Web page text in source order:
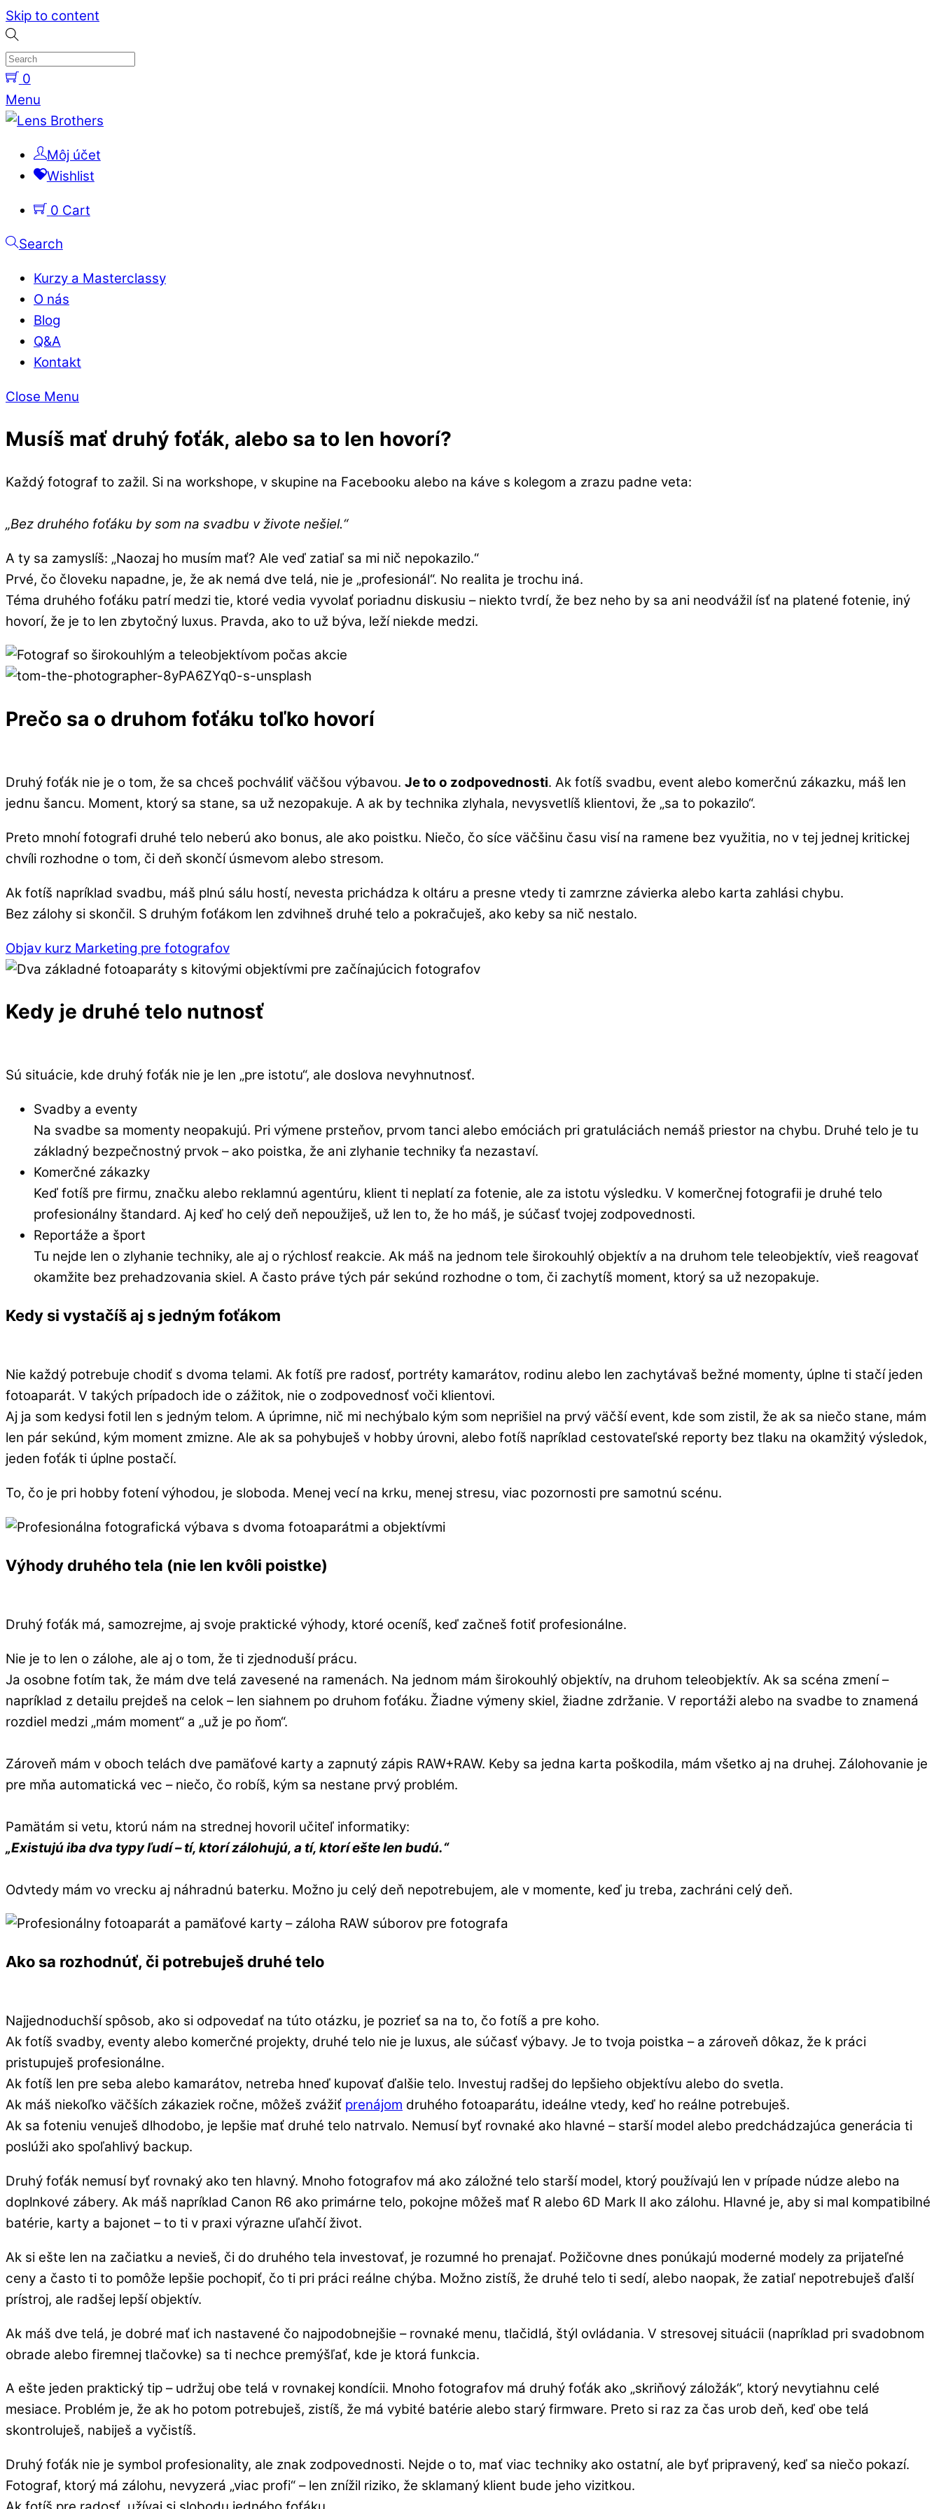
Skip to content
0
Menu
Môj účet
Wishlist
0 Cart
Search
Kurzy a Masterclassy
O nás
Blog
Q&A
Kontakt
Close Menu
Musíš mať druhý foťák, alebo sa to len hovorí?
Každý fotograf to zažil. Si na workshope, v skupine na Facebooku alebo na káve s kolegom a zrazu padne veta:
„Bez druhého foťáku by som na svadbu v živote nešiel.“
A ty sa zamyslíš: „Naozaj ho musím mať? Ale veď zatiaľ sa mi nič nepokazilo.“
Prvé, čo človeku napadne, je, že ak nemá dve telá, nie je „profesionál“. No realita je trochu iná.
Téma druhého foťáku patrí medzi tie, ktoré vedia vyvolať poriadnu diskusiu – niekto tvrdí, že bez neho by sa ani neodvážil ísť na platené fotenie, iný
hovorí, že je to len zbytočný luxus. Pravda, ako to už býva, leží niekde medzi.
Prečo sa o druhom foťáku toľko hovorí
Druhý foťák nie je o tom, že sa chceš pochváliť väčšou výbavou. Je to o zodpovednosti. Ak fotíš svadbu, event alebo komerčnú zákazku, máš len
jednu šancu. Moment, ktorý sa stane, sa už nezopakuje. A ak by technika zlyhala, nevysvetlíš klientovi, že „sa to pokazilo“.
Preto mnohí fotografi druhé telo neberú ako bonus, ale ako poistku. Niečo, čo síce väčšinu času visí na ramene bez využitia, no v tej jednej kritickej
chvíli rozhodne o tom, či deň skončí úsmevom alebo stresom.
Ak fotíš napríklad svadbu, máš plnú sálu hostí, nevesta prichádza k oltáru a presne vtedy ti zamrzne závierka alebo karta zahlási chybu.
Bez zálohy si skončil. S druhým foťákom len zdvihneš druhé telo a pokračuješ, ako keby sa nič nestalo.
Objav kurz Marketing pre fotografov
Kedy je druhé telo nutnosť
Sú situácie, kde druhý foťák nie je len „pre istotu“, ale doslova nevyhnutnosť.
Svadby a eventy
Na svadbe sa momenty neopakujú. Pri výmene prsteňov, prvom tanci alebo emóciách pri gratuláciách nemáš priestor na chybu. Druhé telo je tu
základný bezpečnostný prvok – ako poistka, že ani zlyhanie techniky ťa nezastaví.
Komerčné zákazky
Keď fotíš pre firmu, značku alebo reklamnú agentúru, klient ti neplatí za fotenie, ale za istotu výsledku. V komerčnej fotografii je druhé telo
profesionálny štandard. Aj keď ho celý deň nepoužiješ, už len to, že ho máš, je súčasť tvojej zodpovednosti.
Reportáže a šport
Tu nejde len o zlyhanie techniky, ale aj o rýchlosť reakcie. Ak máš na jednom tele širokouhlý objektív a na druhom tele teleobjektív, vieš reagovať
okamžite bez prehadzovania skiel. A často práve tých pár sekúnd rozhodne o tom, či zachytíš moment, ktorý sa už nezopakuje.
Kedy si vystačíš aj s jedným foťákom
Nie každý potrebuje chodiť s dvoma telami. Ak fotíš pre radosť, portréty kamarátov, rodinu alebo len zachytávaš bežné momenty, úplne ti stačí jeden
fotoaparát. V takých prípadoch ide o zážitok, nie o zodpovednosť voči klientovi.
Aj ja som kedysi fotil len s jedným telom. A úprimne, nič mi nechýbalo kým som neprišiel na prvý väčší event, kde som zistil, že ak sa niečo stane, mám
len pár sekúnd, kým moment zmizne. Ale ak sa pohybuješ v hobby úrovni, alebo fotíš napríklad cestovateľské reporty bez tlaku na okamžitý výsledok,
jeden foťák ti úplne postačí.
To, čo je pri hobby fotení výhodou, je sloboda. Menej vecí na krku, menej stresu, viac pozornosti pre samotnú scénu.
Výhody druhého tela (nie len kvôli poistke)
Druhý foťák má, samozrejme, aj svoje praktické výhody, ktoré oceníš, keď začneš fotiť profesionálne.
Nie je to len o zálohe, ale aj o tom, že ti zjednoduší prácu.
Ja osobne fotím tak, že mám dve telá zavesené na ramenách. Na jednom mám širokouhlý objektív, na druhom teleobjektív. Ak sa scéna zmení –
napríklad z detailu prejdeš na celok – len siahnem po druhom foťáku. Žiadne výmeny skiel, žiadne zdržanie. V reportáži alebo na svadbe to znamená
rozdiel medzi „mám moment“ a „už je po ňom“.
Zároveň mám v oboch telách dve pamäťové karty a zapnutý zápis RAW+RAW. Keby sa jedna karta poškodila, mám všetko aj na druhej. Zálohovanie je
pre mňa automatická vec – niečo, čo robíš, kým sa nestane prvý problém.
Pamätám si vetu, ktorú nám na strednej hovoril učiteľ informatiky:
„Existujú iba dva typy ľudí – tí, ktorí zálohujú, a tí, ktorí ešte len budú.“
Odvtedy mám vo vrecku aj náhradnú baterku. Možno ju celý deň nepotrebujem, ale v momente, keď ju treba, zachráni celý deň.
Ako sa rozhodnúť, či potrebuješ druhé telo
Najjednoduchší spôsob, ako si odpovedať na túto otázku, je pozrieť sa na to, čo fotíš a pre koho.
Ak fotíš svadby, eventy alebo komerčné projekty, druhé telo nie je luxus, ale súčasť výbavy. Je to tvoja poistka – a zároveň dôkaz, že k práci
pristupuješ profesionálne.
Ak fotíš len pre seba alebo kamarátov, netreba hneď kupovať ďalšie telo. Investuj radšej do lepšieho objektívu alebo do svetla.
Ak máš niekoľko väčších zákaziek ročne, môžeš zvážiť prenájom druhého fotoaparátu, ideálne vtedy, keď ho reálne potrebuješ.
Ak sa foteniu venuješ dlhodobo, je lepšie mať druhé telo natrvalo. Nemusí byť rovnaké ako hlavné – starší model alebo predchádzajúca generácia ti
poslúži ako spoľahlivý backup.
Druhý foťák nemusí byť rovnaký ako ten hlavný. Mnoho fotografov má ako záložné telo starší model, ktorý používajú len v prípade núdze alebo na
doplnkové zábery. Ak máš napríklad Canon R6 ako primárne telo, pokojne môžeš mať R alebo 6D Mark II ako zálohu. Hlavné je, aby si mal kompatibilné
batérie, karty a bajonet – to ti v praxi výrazne uľahčí život.
Ak si ešte len na začiatku a nevieš, či do druhého tela investovať, je rozumné ho prenajať. Požičovne dnes ponúkajú moderné modely za prijateľné
ceny a často ti to pomôže lepšie pochopiť, čo ti pri práci reálne chýba. Možno zistíš, že druhé telo ti sedí, alebo naopak, že zatiaľ nepotrebuješ ďalší
prístroj, ale radšej lepší objektív.
Ak máš dve telá, je dobré mať ich nastavené čo najpodobnejšie – rovnaké menu, tlačidlá, štýl ovládania. V stresovej situácii (napríklad pri svadobnom
obrade alebo firemnej tlačovke) sa ti nechce premýšľať, kde je ktorá funkcia.
A ešte jeden praktický tip – udržuj obe telá v rovnakej kondícii. Mnoho fotografov má druhý foťák ako „skriňový záložák“, ktorý nevytiahnu celé
mesiace. Problém je, že ak ho potom potrebuješ, zistíš, že má vybité batérie alebo starý firmware. Preto si raz za čas urob deň, keď obe telá
skontroluješ, nabiješ a vyčistíš.
Druhý foťák nie je symbol profesionality, ale znak zodpovednosti. Nejde o to, mať viac techniky ako ostatní, ale byť pripravený, keď sa niečo pokazí.
Fotograf, ktorý má zálohu, nevyzerá „viac profi“ – len znížil riziko, že sklamaný klient bude jeho vizitkou.